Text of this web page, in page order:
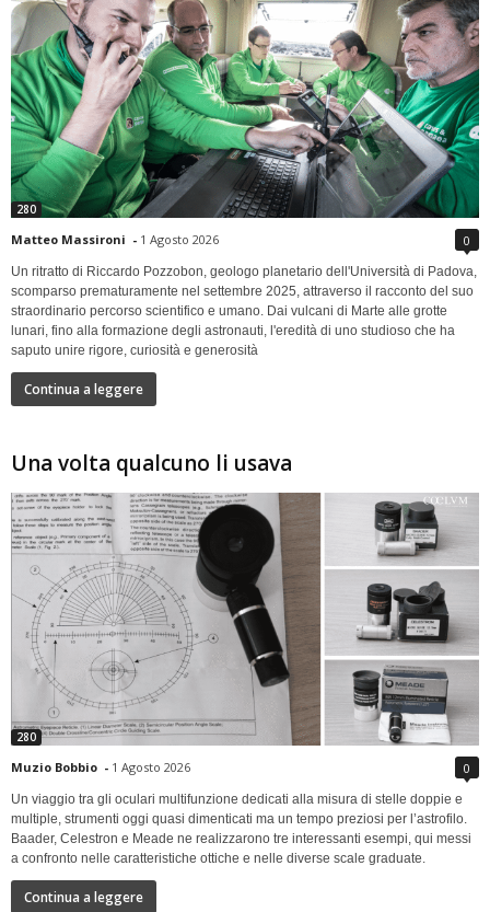
280
Matteo Massironi - 1 Agosto 2026 0
Un ritratto di Riccardo Pozzobon, geologo planetario dell'Università di Padova,
scomparso prematuramente nel settembre 2025, attraverso il racconto del suo
straordinario percorso scientifico e umano. Dai vulcani di Marte alle grotte
lunari, fino alla formazione degli astronauti, l'eredità di uno studioso che ha
saputo unire rigore, curiosità e generosità
Continua a leggere
Una volta qualcuno li usava
280
Muzio Bobbio - 1 Agosto 2026 0
Un viaggio tra gli oculari multifunzione dedicati alla misura di stelle doppie e
multiple, strumenti oggi quasi dimenticati ma un tempo preziosi per l’astrofilo.
Baader, Celestron e Meade ne realizzarono tre interessanti esempi, qui messi
a confronto nelle caratteristiche ottiche e nelle diverse scale graduate.
Continua a leggere